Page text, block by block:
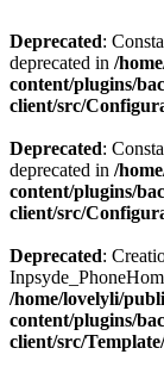
Deprecated:
deprecated in /
content/plugins/
client/src/
Deprecated:
deprecated in /
content/plugins/
client/src/
Deprecated:
/home/lovelyli/
content/plugins/
client/src/